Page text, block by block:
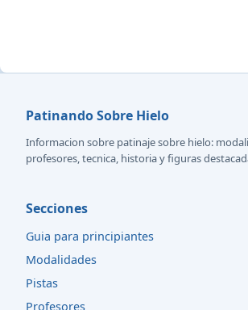
Patinando Sobre Hielo
Informacion sobre patinaje sobre hielo:
profesores, tecnica, historia y figuras
Secciones
Guia para principiantes
Modalidades
Pistas
Profesores